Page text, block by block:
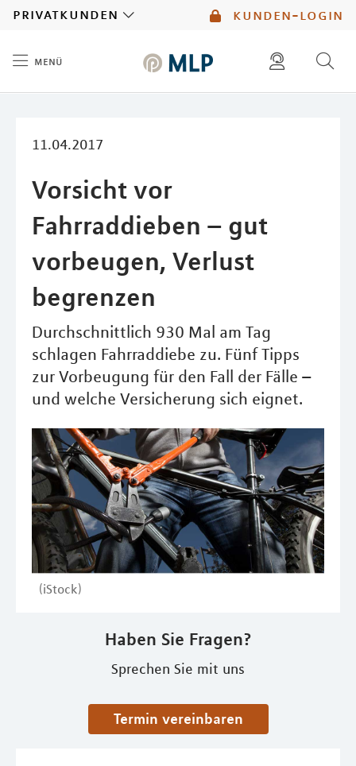
kunden-login
privatkunden
menü
11.04.2017
Vorsicht vor
Fahrraddieben – gut
vorbeugen, Verlust
begrenzen
Durchschnittlich 930 Mal am Tag
schlagen Fahrraddiebe zu. Fünf Tipps
zur Vorbeugung für den Fall der Fälle –
und welche Versicherung sich eignet.
(iStock)
Haben Sie Fragen?
Sprechen Sie mit uns
Termin vereinbaren